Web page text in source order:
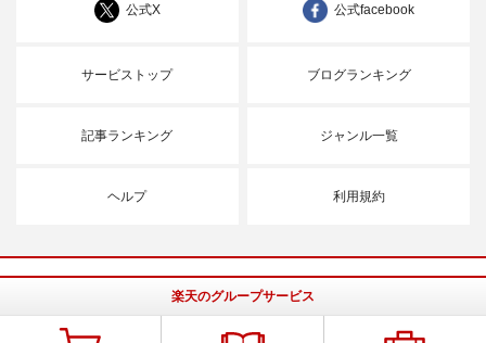
公式X 公式facebook
サービストップ ブログランキング
記事ランキング ジャンル一覧
ヘルプ 利用規約
楽天のグループサービス